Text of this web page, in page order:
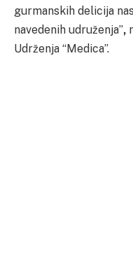
gurmanskih delicija
navedenih udruženja”,
Udrženja “Medica”.